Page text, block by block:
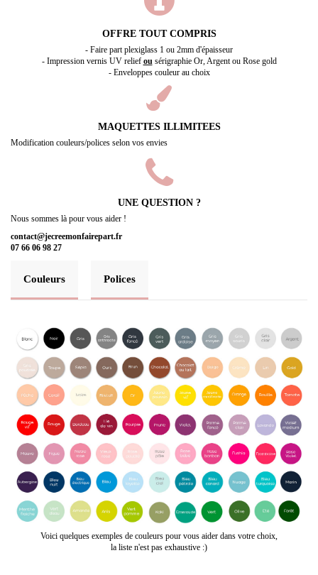
OFFRE TOUT COMPRIS
- Faire part plexiglass 1 ou 2mm d'épaisseur
- Impression vernis UV relief ousérigraphie Or, Argent ou Rose gold
- Enveloppes couleur au choix
MAQUETTES ILLIMITEES
Modification couleurs/polices selon vos envies
UNE QUESTION ?
Nous sommes là pour vous aider !
contact@jecreemonfairepart.fr
07 66 06 98 27
Couleurs Polices
Voici quelques exemples de couleurs pour vous aider dans votre choix,
la liste n'est pas exhaustive :)